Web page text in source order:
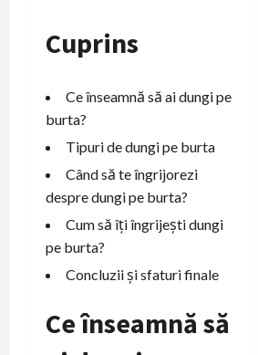
Cuprins
Ce înseamnă să ai dungi pe
burta?
Tipuri de dungi pe burta
Când să te îngrijorezi
despre dungi pe burta?
Cum să îți îngrijești dungi
pe burta?
Concluzii și sfaturi finale
Ce înseamnă să